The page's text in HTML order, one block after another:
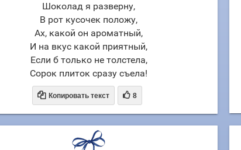
Шоколад я разверну,
В рот кусочек положу,
Ах, какой он ароматный,
И на вкус какой приятный,
Если б только не толстела,
Сорок плиток сразу съела!
 Копировать текст  8